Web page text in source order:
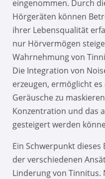
eingenommen. Durch
Hörgeräten können
ihrer Lebensqualität
nur Hörvermögen
Wahrnehmung von
Die Integration von
erzeugen, ermöglicht
Geräusche zu
Konzentration und das
gesteigert werden
Ein Schwerpunkt
der verschiedenen
Linderung von